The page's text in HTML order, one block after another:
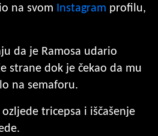
na svom Instagram profilu,
da je Ramosa udario
strane dok je čekao da mu
na semaforu.
tricepsa i iščašenje